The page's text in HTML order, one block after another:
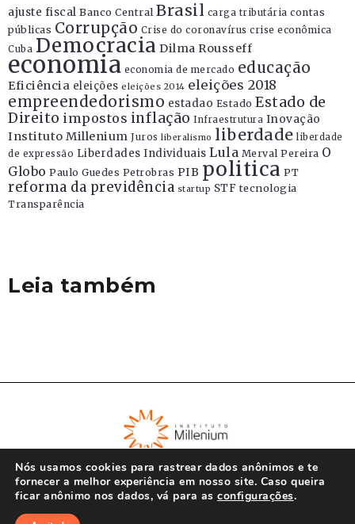
ajuste fiscal Banco Central Brasil carga tributária contas
públicas Corrupção Crise do coronavírus crise econômica
Cuba Democracia Dilma Rousseff
economia economia de mercado educação
Eficiência eleições eleições 2014 eleições 2018
empreendedorismo estadao Estado Estado de
Direito impostos inflação Infraestrutura Inovação
Instituto Millenium Juros liberalismo liberdade liberdade
de expressão Liberdades Individuais Lula Merval Pereira O
Globo Paulo Guedes Petrobras PIB politica PT
reforma da previdência startup STF tecnologia
Transparência
Leia também
Nós usamos cookies para rastrear dados anônimos e te
fornecer a melhor experiência em nosso site. Caso queira
ficar anônimo nos dados, vá para as configurações.